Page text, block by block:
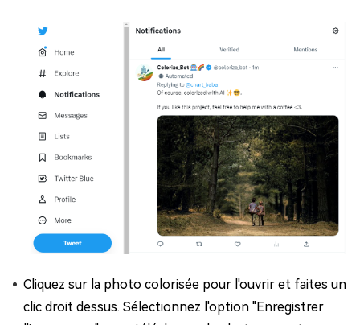
Cliquez sur la photo colorisée pour l'ouvrir et faites un
clic droit dessus. Sélectionnez l'option "Enregistrer